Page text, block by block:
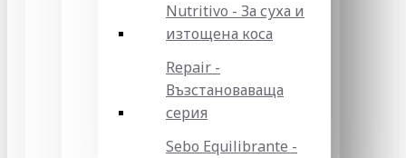
Nutritivo - За суха и
изтощена коса
Repair -
Възстановаваща
серия
Sebo Equilibrante -